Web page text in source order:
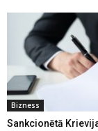
Bizness
Sankcionētā